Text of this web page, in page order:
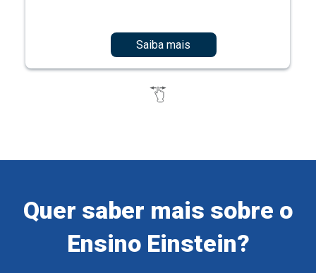
Saiba mais
Quer saber mais sobre o
Ensino Einstein?